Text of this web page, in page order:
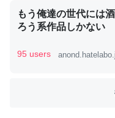
ウチもEchoを実家に
ちぼちRingも置こう
位置情報を共有してる
─たまにLINEするくらい
コミュニケーションが劇
もう俺達の世代には
ろう系作品しかない
95 users